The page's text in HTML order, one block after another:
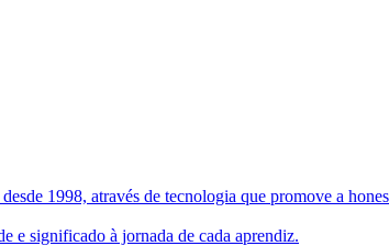
1998, através de tecnologia que promove a
e significado à jornada de cada aprendiz.